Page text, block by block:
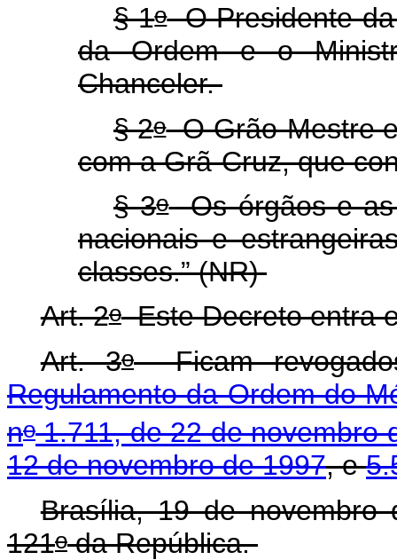
§ 1oO Presidente da
da Ordem e o
Chanceler.
§ 2oO Grão-Mestre
com a Grã-Cruz, que
§ 3oOs órgãos e as
nacionais e
classes.” (NR)
Art. 2oEste Decreto entra
Art. 3oFicam
Regulamento da Ordem do
no1.711, de 22 de novembro
12 de novembro de 1997, e
Brasília, 19 de novembro
121oda República.